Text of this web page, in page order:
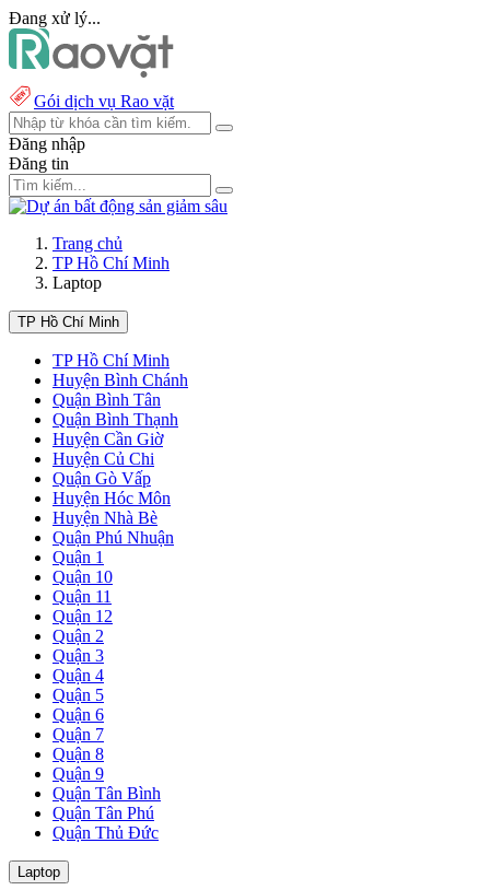
Đang xử lý...
Gói dịch vụ Rao vặt
Đăng nhập
Đăng tin
Trang chủ
TP Hồ Chí Minh
Laptop
TP Hồ Chí Minh
TP Hồ Chí Minh
Huyện Bình Chánh
Quận Bình Tân
Quận Bình Thạnh
Huyện Cần Giờ
Huyện Củ Chi
Quận Gò Vấp
Huyện Hóc Môn
Huyện Nhà Bè
Quận Phú Nhuận
Quận 1
Quận 10
Quận 11
Quận 12
Quận 2
Quận 3
Quận 4
Quận 5
Quận 6
Quận 7
Quận 8
Quận 9
Quận Tân Bình
Quận Tân Phú
Quận Thủ Đức
Laptop